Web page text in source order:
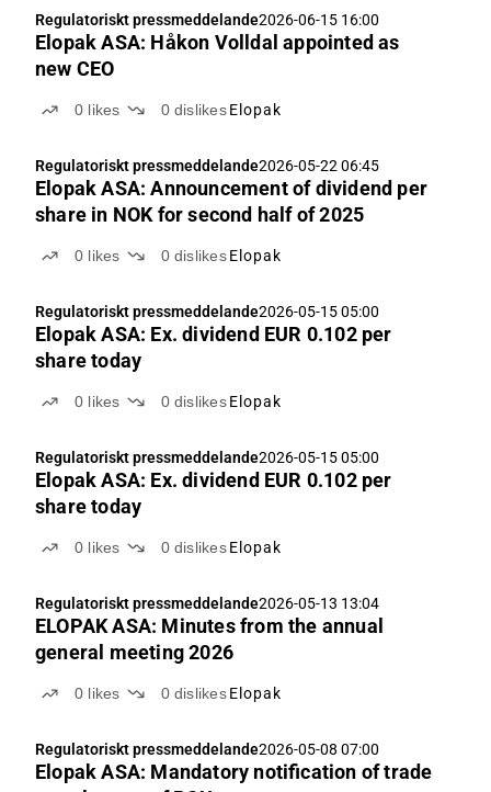
Regulatoriskt pressmeddelande2026-06-15 16:00
Elopak ASA: Håkon Volldal appointed as
new CEO
0 likes 0 dislikes Elopak
Regulatoriskt pressmeddelande2026-05-22 06:45
Elopak ASA: Announcement of dividend per
share in NOK for second half of 2025
0 likes 0 dislikes Elopak
Regulatoriskt pressmeddelande2026-05-15 05:00
Elopak ASA: Ex. dividend EUR 0.102 per
share today
0 likes 0 dislikes Elopak
Regulatoriskt pressmeddelande2026-05-15 05:00
Elopak ASA: Ex. dividend EUR 0.102 per
share today
0 likes 0 dislikes Elopak
Regulatoriskt pressmeddelande2026-05-13 13:04
ELOPAK ASA: Minutes from the annual
general meeting 2026
0 likes 0 dislikes Elopak
Regulatoriskt pressmeddelande2026-05-08 07:00
Elopak ASA: Mandatory notification of trade